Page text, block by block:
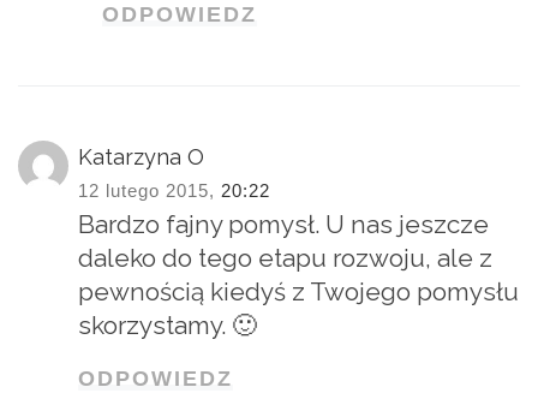
ODPOWIEDZ
Katarzyna O
12 lutego 2015, 20:22
Bardzo fajny pomysł. U nas jeszcze
daleko do tego etapu rozwoju, ale z
pewnością kiedyś z Twojego pomysłu
skorzystamy. 🙂
ODPOWIEDZ